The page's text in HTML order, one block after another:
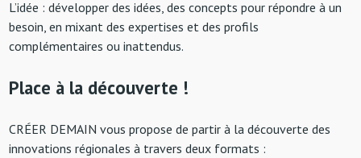
L’idée : développer des idées, des concepts pour répondre à un
besoin, en mixant des expertises et des profils
complémentaires ou inattendus.
Place à la découverte !
CRÉER DEMAIN vous propose de partir à la découverte des
innovations régionales à travers deux formats :